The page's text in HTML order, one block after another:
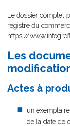
Le dossier complet
registre du
https://
Les
Actes à
un
de la date de